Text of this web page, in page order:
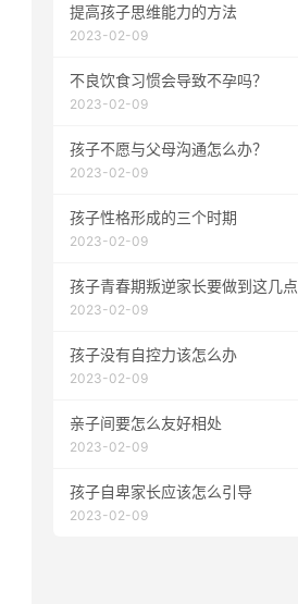
提高孩子思维能力的方法
2023-02-09
不良饮食习惯会导致不孕吗？
2023-02-09
孩子不愿与父母沟通怎么办？
2023-02-09
孩子性格形成的三个时期
2023-02-09
孩子青春期叛逆家长要做到这几点
2023-02-09
孩子没有自控力该怎么办
2023-02-09
亲子间要怎么友好相处
2023-02-09
孩子自卑家长应该怎么引导
2023-02-09